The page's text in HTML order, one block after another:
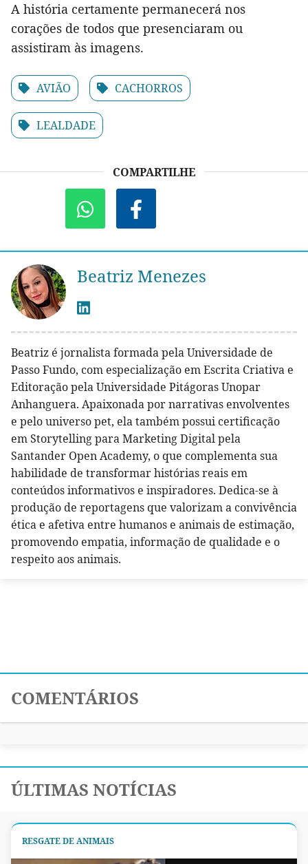
A história certamente permanecerá nos
corações de todos que presenciaram ou
assistiram às imagens.
AVIÃO CACHORROS
LEALDADE
COMPARTILHE
Beatriz Menezes
Beatriz é jornalista formada pela Universidade de
Passo Fundo, com especialização em Escrita Criativa e
Editoração pela Universidade Pitágoras Unopar
Anhanguera. Apaixonada por narrativas envolventes
e pelo universo pet, ela também possui certificação
em Storytelling para Marketing Digital pela
Santander Open Academy, o que complementa sua
habilidade de transformar histórias reais em
conteúdos informativos e inspiradores. Dedica-se à
produção de reportagens que valorizam a convivência
ética e afetiva entre humanos e animais de estimação,
promovendo empatia, informação de qualidade e o
respeito aos animais.
COMENTÁRIOS
ÚLTIMAS NOTÍCIAS
RESGATE DE ANIMAIS